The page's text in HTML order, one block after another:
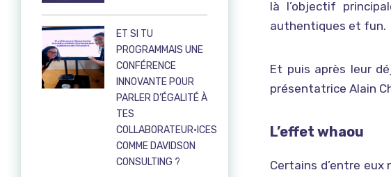
ET SI TU
PROGRAMMAIS UNE
CONFÉRENCE
INNOVANTE POUR
PARLER D’ÉGALITÉ À
TES
COLLABORATEUR·ICES
COMME DAVIDSON
CONSULTING ?
là l’objectif
authentiques et fun.
Et puis après leur
présentatrice Alain
L’effet whaou
Certains d’entre